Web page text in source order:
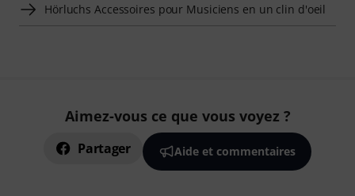
Hörluchs Accessoires pour Musiciens en un clin d'oeil
Aimez-vous ce que vous voyez ?
Partager Aide et commentaires